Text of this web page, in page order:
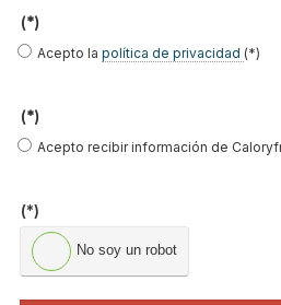
La serie Rocket, de
presenta una de
catálogo 2023
Publicado en 09 Nov 2023
(*)
Acepto la política de privacidad (*)
(*)
Acepto recibir información de
(*)
No soy un robot